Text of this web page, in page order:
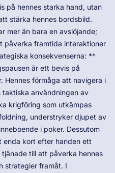
på hennes starka hand, utan
stärka hennes bordsbild.
mer än bara en avslöjande;
framtida interaktioner
konsekvenserna: **
är ett bevis på
Hennes förmåga att navigera i
användningen av
krigföring som utkämpas
understryker djupet av
i poker. Dessutom
enda kort efter handen ett
till att påverka hennes
strategier framåt. I